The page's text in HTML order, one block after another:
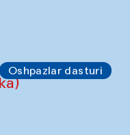
Oshpazlar dasturi